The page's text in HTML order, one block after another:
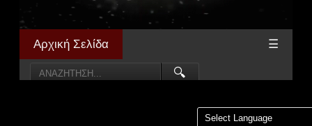
Αρχική Σελίδα ☰
🔍